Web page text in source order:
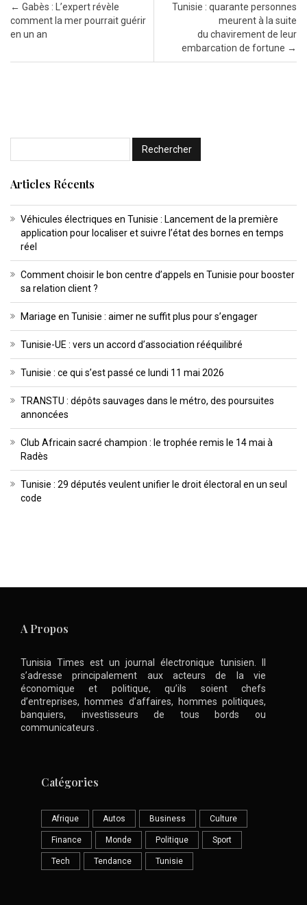
Post navigation
← Gabès : L’expert révèle
comment la mer pourrait guérir
en un an
Tunisie : quarante personnes
meurent à la suite
du chavirement de leur
embarcation de fortune →
Articles Récents
Véhicules électriques en Tunisie : Lancement de la première
application pour localiser et suivre l’état des bornes en temps
réel
Comment choisir le bon centre d’appels en Tunisie pour booster
sa relation client ?
Mariage en Tunisie : aimer ne suffit plus pour s’engager
Tunisie-UE : vers un accord d’association rééquilibré
Tunisie : ce qui s’est passé ce lundi 11 mai 2026
TRANSTU : dépôts sauvages dans le métro, des poursuites
annoncées
Club Africain sacré champion : le trophée remis le 14 mai à
Radès
Tunisie : 29 députés veulent unifier le droit électoral en un seul
code
A Propos
Tunisia Times est un journal électronique tunisien. Il
s’adresse principalement aux acteurs de la vie
économique et politique, qu’ils soient chefs
d’entreprises, hommes d’affaires, hommes politiques,
banquiers, investisseurs de tous bords ou
communicateurs .
Catégories
Afrique Autos Business Culture
Finance Monde Politique Sport
Tech Tendance Tunisie